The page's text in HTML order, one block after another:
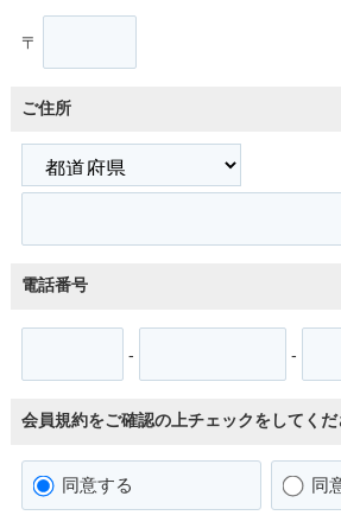
〒
ご住所
電話番号
- -
会員規約をご確認の上チェックをしてくだ
同意する 同